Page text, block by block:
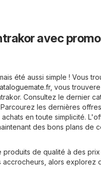
avec
été aussi simple ! Vous
, vous
Consultez le dernier
les dernières
en toute simplicité.
des bons plans de
produits de qualité à des prix
alors explorez